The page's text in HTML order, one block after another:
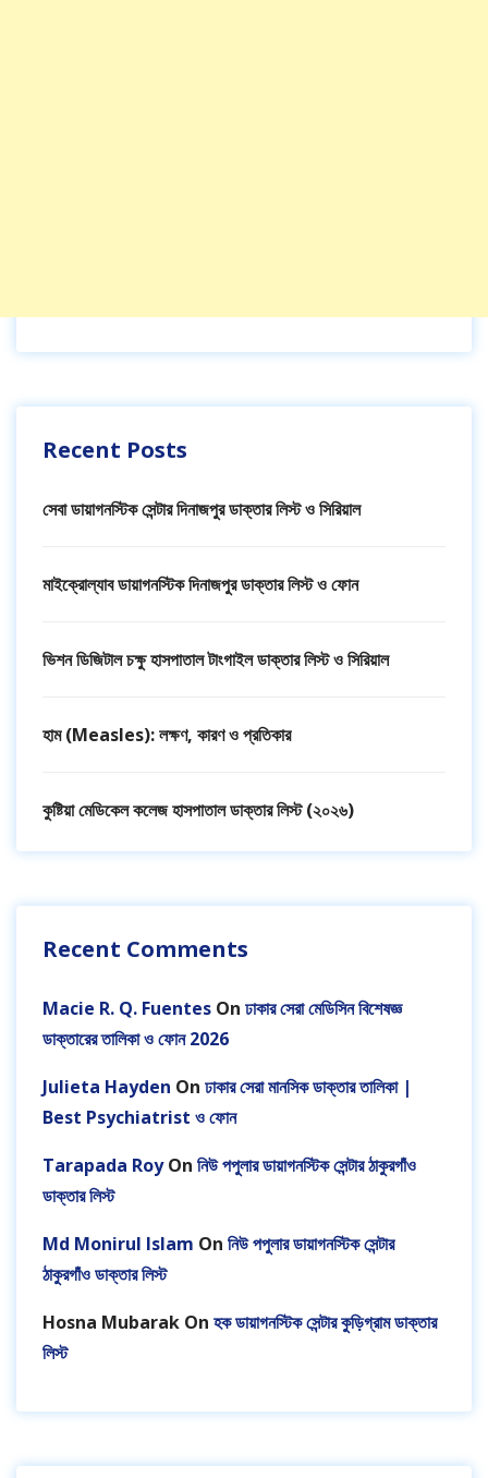
Recent Posts
সেবা ডায়াগনস্টিক সেন্টার দিনাজপুর ডাক্তার লিস্ট ও সিরিয়াল
মাইক্রোল্যাব ডায়াগনস্টিক দিনাজপুর ডাক্তার লিস্ট ও ফোন
ভিশন ডিজিটাল চক্ষু হাসপাতাল টাংগাইল ডাক্তার লিস্ট ও সিরিয়াল
হাম (Measles): লক্ষণ, কারণ ও প্রতিকার
কুষ্টিয়া মেডিকেল কলেজ হাসপাতাল ডাক্তার লিস্ট (২০২৬)
Recent Comments
Macie R. Q. Fuentes On ঢাকার সেরা মেডিসিন বিশেষজ্ঞ
ডাক্তারের তালিকা ও ফোন 2026
Julieta Hayden On ঢাকার সেরা মানসিক ডাক্তার তালিকা |
Best Psychiatrist ও ফোন
Tarapada RoyOn নিউ পপুলার ডায়াগনস্টিক সেন্টার ঠাকুরগাঁও
ডাক্তার লিস্ট
Md Monirul Islam On নিউ পপুলার ডায়াগনস্টিক সেন্টার
ঠাকুরগাঁও ডাক্তার লিস্ট
Hosna Mubarak On হক ডায়াগনস্টিক সেন্টার কুড়িগ্রাম ডাক্তার
লিস্ট